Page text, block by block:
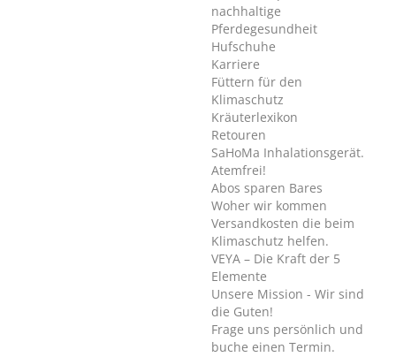
nachhaltige
Pferdegesundheit
Hufschuhe
Karriere
Füttern für den
Klimaschutz
Kräuterlexikon
Retouren
SaHoMa Inhalationsgerät.
Atemfrei!
Abos sparen Bares
Woher wir kommen
Versandkosten die beim
Klimaschutz helfen.
VEYA – Die Kraft der 5
Elemente
Unsere Mission - Wir sind
die Guten!
Frage uns persönlich und
buche einen Termin.